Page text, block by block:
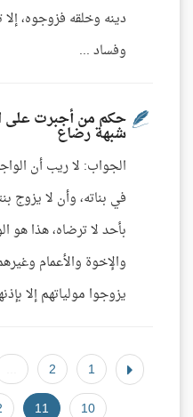
دينه وخلقه فزوجوه،
وفساد ...
حكم من أجبرت على
شبهة رضاع
الجواب: لا ريب أن
في بناته، وأن لا يزوج
بأحد لا ترضاه، هذا هو
والإخوة والأعمام
يزوجوا مولياتهم إلا
1
2
10
11